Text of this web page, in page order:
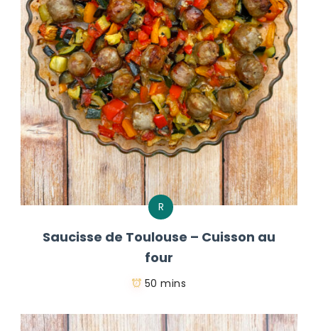
R
Saucisse de Toulouse – Cuisson au
four
50 mins